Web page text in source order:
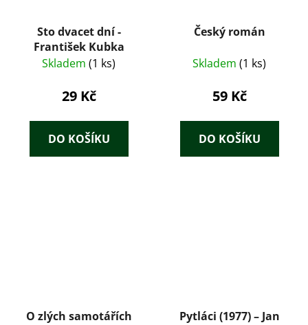
Sto dvacet dní -
František Kubka
Skladem (1 ks)
29 Kč
DO KOŠÍKU
Český román
Skladem (1 ks)
59 Kč
DO KOŠÍKU
O zlých samotářích
Pytláci (1977) – Jan